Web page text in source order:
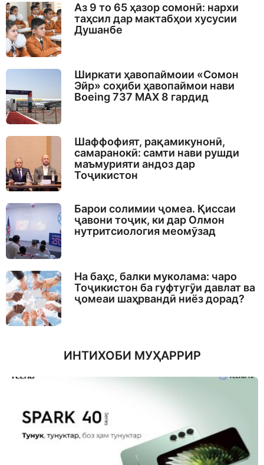
Аз 9 то 65 ҳазор сомонӣ: нархи
таҳсил дар мактабҳои хусусии
Душанбе
Ширкати ҳавопаймоии «Сомон
Эйр» соҳиби ҳавопаймои нави
Boeing 737 MAX 8 гардид
Шаффофият, рақамикунонӣ,
самаранокӣ: самти нави рушди
маъмурияти андоз дар
Тоҷикистон
Барои солимии ҷомеа. Қиссаи
ҷавони тоҷик, ки дар Олмон
нутритсиология меомӯзад
На баҳс, балки муколама: чаро
Тоҷикистон ба гуфтугӯи давлат ва
ҷомеаи шаҳрвандӣ ниёз дорад?
ИНТИХОБИ МУҲАРРИР